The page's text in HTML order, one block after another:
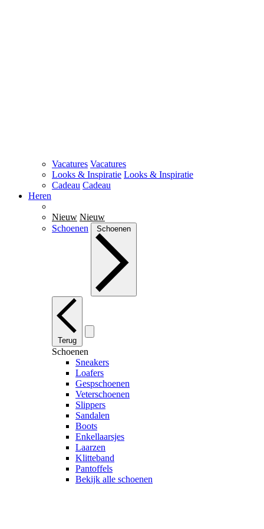
Vacatures Vacatures
Looks & Inspiratie Looks & Inspiratie
Cadeau Cadeau
Heren
Nieuw Nieuw
Schoenen
Schoenen
Terug
Schoenen
Sneakers
Loafers
Gespschoenen
Veterschoenen
Slippers
Sandalen
Boots
Enkellaarsjes
Laarzen
Klitteband
Pantoffels
Bekijk alle schoenen